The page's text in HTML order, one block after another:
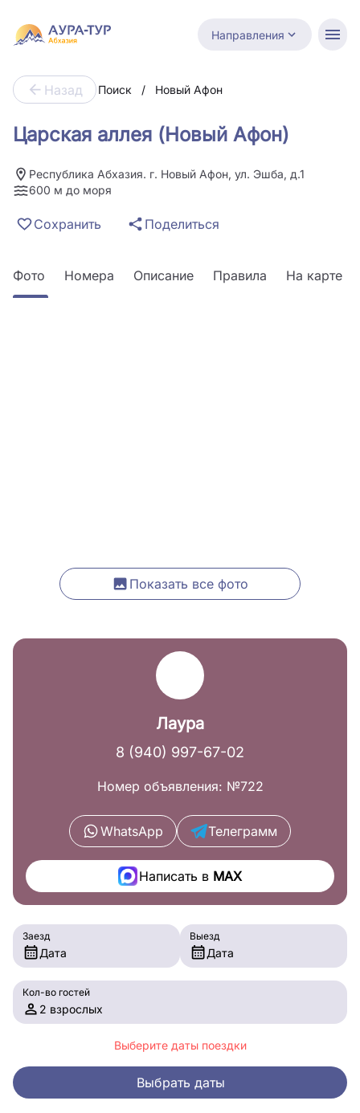
Направления
Назад Поиск / Новый Афон
Царская аллея (Новый Афон)
Республика Абхазия. г. Новый Афон, ул. Эшба, д.1
600 м до моря
Сохранить Поделиться
Фото Номера Описание Правила На карте
Показать все фото
Лаура
8 (940) 997-67-02
Номер объявления: №722
WhatsApp Телеграмм
Написать вMAX
Заезд
Дата
Выезд
Дата
Кол-во гостей
2 взрослых
Выберите даты поездки
Выбрать даты